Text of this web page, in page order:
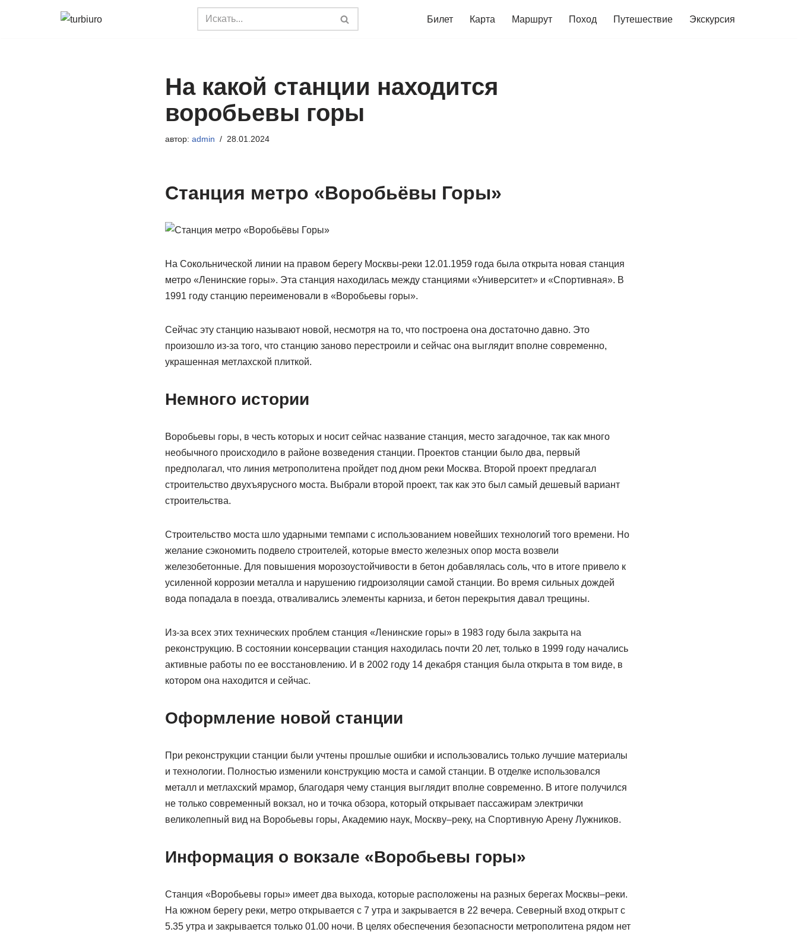
Билет Карта Маршрут Поход Путешествие Экскурсия
На какой станции находится
воробьевы горы
автор: admin 28.01.2024
Станция метро «Воробьёвы Горы»
На Сокольнической линии на правом берегу Москвы-реки 12.01.1959 года была открыта новая станция
метро «Ленинские горы». Эта станция находилась между станциями «Университет» и «Спортивная». В
1991 году станцию переименовали в «Воробьевы горы».
Сейчас эту станцию называют новой, несмотря на то, что построена она достаточно давно. Это
произошло из-за того, что станцию заново перестроили и сейчас она выглядит вполне современно,
украшенная метлахской плиткой.
Немного истории
Воробьевы горы, в честь которых и носит сейчас название станция, место загадочное, так как много
необычного происходило в районе возведения станции. Проектов станции было два, первый
предполагал, что линия метрополитена пройдет под дном реки Москва. Второй проект предлагал
строительство двухъярусного моста. Выбрали второй проект, так как это был самый дешевый вариант
строительства.
Строительство моста шло ударными темпами с использованием новейших технологий того времени. Но
желание сэкономить подвело строителей, которые вместо железных опор моста возвели
железобетонные. Для повышения морозоустойчивости в бетон добавлялась соль, что в итоге привело к
усиленной коррозии металла и нарушению гидроизоляции самой станции. Во время сильных дождей
вода попадала в поезда, отваливались элементы карниза, и бетон перекрытия давал трещины.
Из-за всех этих технических проблем станция «Ленинские горы» в 1983 году была закрыта на
реконструкцию. В состоянии консервации станция находилась почти 20 лет, только в 1999 году начались
активные работы по ее восстановлению. И в 2002 году 14 декабря станция была открыта в том виде, в
котором она находится и сейчас.
Оформление новой станции
При реконструкции станции были учтены прошлые ошибки и использовались только лучшие материалы
и технологии. Полностью изменили конструкцию моста и самой станции. В отделке использовался
металл и метлахский мрамор, благодаря чему станция выглядит вполне современно. В итоге получился
не только современный вокзал, но и точка обзора, который открывает пассажирам электрички
великолепный вид на Воробьевы горы, Академию наук, Москву–реку, на Спортивную Арену Лужников.
Информация о вокзале «Воробьевы горы»
Станция «Воробьевы горы» имеет два выхода, которые расположены на разных берегах Москвы–реки.
На южном берегу реки, метро открывается с 7 утра и закрывается в 22 вечера. Северный вход открыт с
5.35 утра и закрывается только 01.00 ночи. В целях обеспечения безопасности метрополитена рядом нет